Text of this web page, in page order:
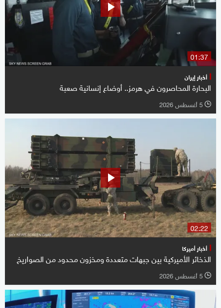
01:37
أخبار إيران
البحارة المحاصرون في هرمز.. أوضاع إنسانية صعبة
l 5 أغسطس 2026
02:22
أخبار أميركا
الذخائر الأميركية بين جبهات متعددة ومخزون محدود من الصواريخ
l 5 أغسطس 2026